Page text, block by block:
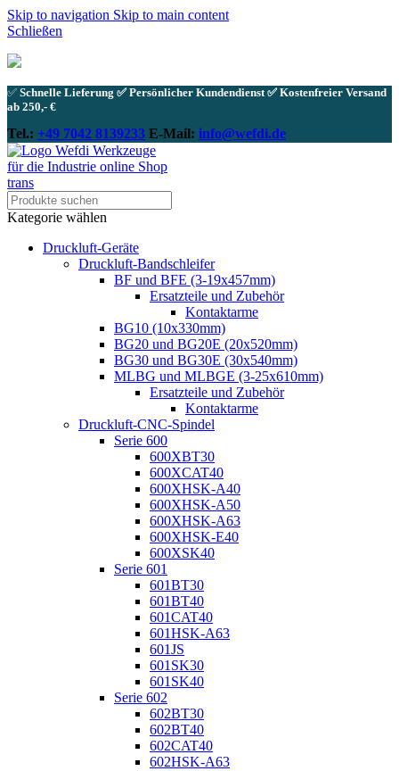
Skip to navigation Skip to main content
Schließen
✅ Schnelle Lieferung ✅ Persönlicher Kundendienst ✅ Kostenfreier Versand
ab 250,- €
Tel.: +49 7042 8139233 E-Mail: info@wefdi.de
Kategorie wählen
Druckluft-Geräte
Druckluft-Bandschleifer
BF und BFE (3-19x457mm)
Ersatzteile und Zubehör
Kontaktarme
BG10 (10x330mm)
BG20 und BG20E (20x520mm)
BG30 und BG30E (30x540mm)
MLBG und MLBGE (3-25x610mm)
Ersatzteile und Zubehör
Kontaktarme
Druckluft-CNC-Spindel
Serie 600
600XBT30
600XCAT40
600XHSK-A40
600XHSK-A50
600XHSK-A63
600XHSK-E40
600XSK40
Serie 601
601BT30
601BT40
601CAT40
601HSK-A63
601JS
601SK30
601SK40
Serie 602
602BT30
602BT40
602CAT40
602HSK-A63